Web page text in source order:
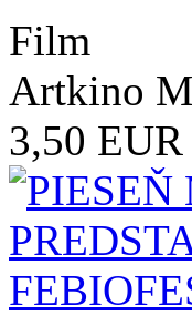
Film
Artkino
3,50 EUR